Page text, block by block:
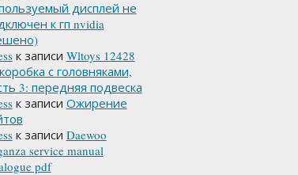
дисплей не
к гп nvidia
к записи Wltoys 12428
с головняками,
3: передняя подвеска
к записи Ожирение
к записи Daewoo
service manual
pdf